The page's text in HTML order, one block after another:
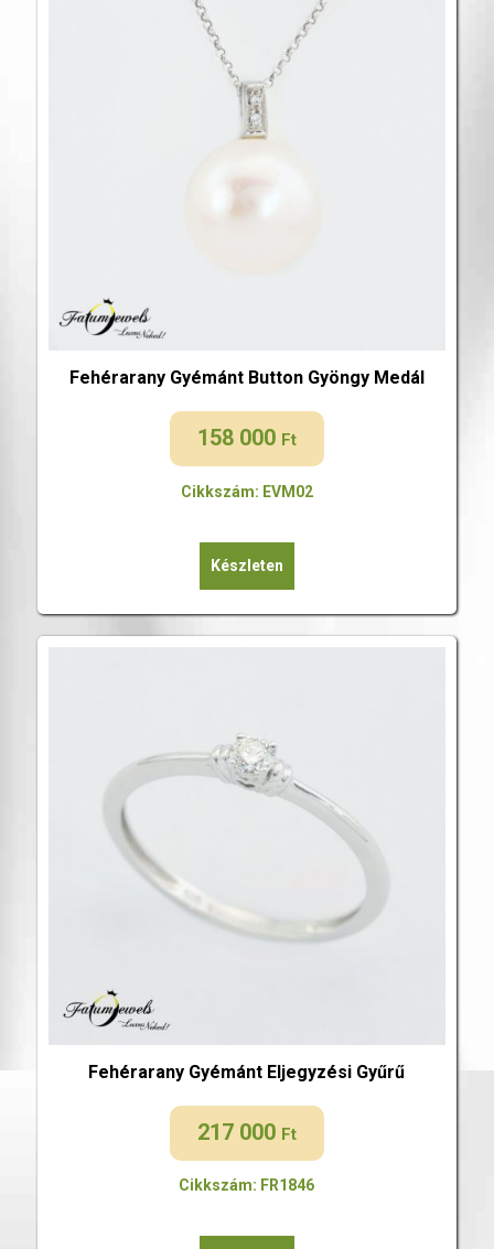
Fehérarany Gyémánt Button Gyöngy Medál
158 000 Ft
Cikkszám: EVM02
Készleten
Fehérarany Gyémánt Eljegyzési Gyűrű
217 000 Ft
Cikkszám: FR1846